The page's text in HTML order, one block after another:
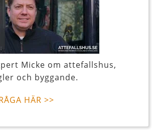
Micke om attefallshus,
och byggande.
HÄR >>